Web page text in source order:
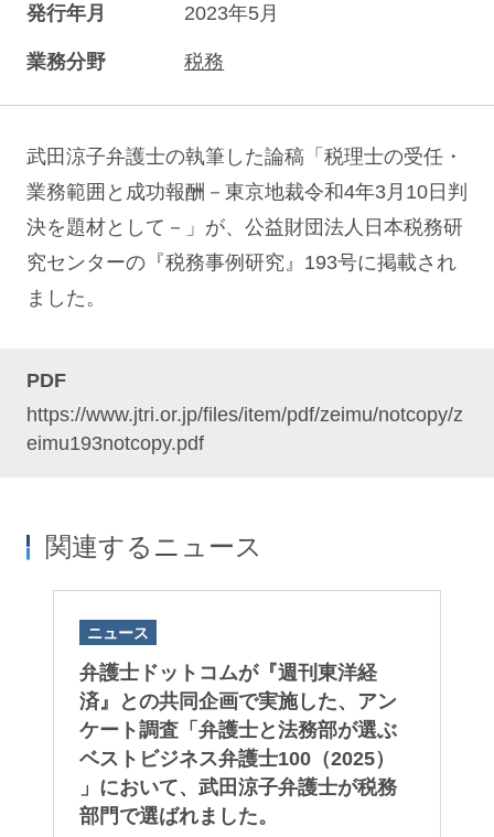
発行年月 2023年5月
業務分野 税務
武田涼子弁護士の執筆した論稿「税理士の受任・
業務範囲と成功報酬－東京地裁令和4年3月10日判
決を題材として－」が、公益財団法人日本税務研
究センターの『税務事例研究』193号に掲載され
ました。
PDF
https://www.jtri.or.jp/files/item/pdf/zeimu/notcopy/z
eimu193notcopy.pdf
関連するニュース
ニュース
弁護士ドットコムが『週刊東洋経
済』との共同企画で実施した、アン
ケート調査「弁護士と法務部が選ぶ
ベストビジネス弁護士100（2025）
」において、武田涼子弁護士が税務
部門で選ばれました。